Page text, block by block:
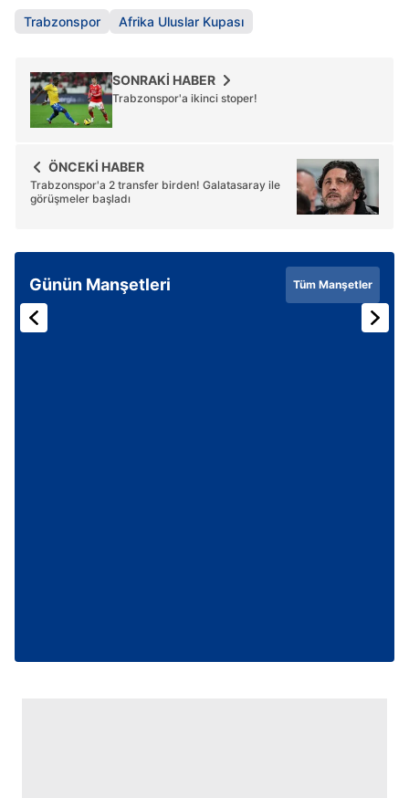
Metnimiziziyaret edebilirsiniz.
hazırlanmış Aydınlatma Metnimizi okumak ve sitemizde
ilgili mevzuata uygun olarak kullanılan çerezlerle ilgili bilgi
almak için lütfen
Trabzonspor Afrika Uluslar Kupası
SONRAKİ HABER
Trabzonspor'a ikinci stoper!
ÖNCEKİ HABER
Trabzonspor'a 2 transfer birden! Galatasaray ile
görüşmeler başladı
Günün Manşetleri Tüm Manşetler